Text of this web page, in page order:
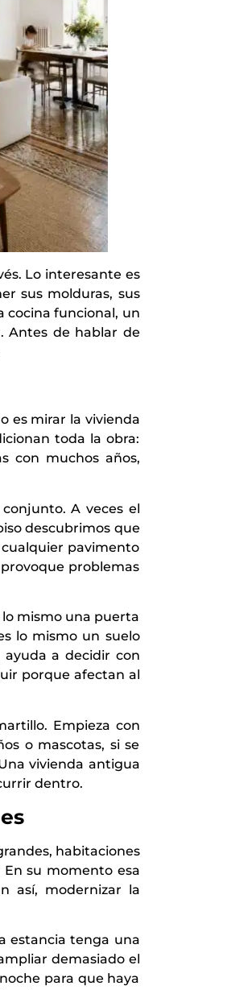
Lo interesante es
sus molduras, sus
cocina funcional, un
Antes de hablar de
es mirar la vivienda
toda la obra:
con muchos años,
A veces el
descubrimos que
pavimento
problemas
mismo una puerta
lo mismo un suelo
ayuda a decidir con
porque afectan al
Empieza con
o mascotas, si se
vivienda antigua
dentro.
habitaciones
En su momento esa
así, modernizar la
estancia tenga una
demasiado el
para que haya